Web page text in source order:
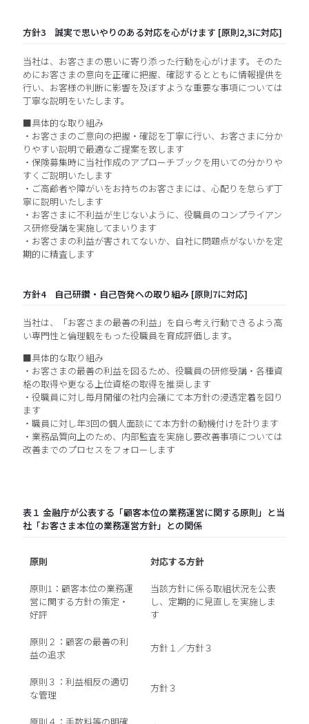
方針3 誠実で思いやりのある対応を心がけます [原則2,3に対応]
当社は、お客さまの思いに寄り添った行動を心がけます。そのた
めにお客さまの意向を正確に把握、確認するとともに情報提供を
行い、お客様の判断に影響を及ぼすような重要な事項については
丁寧な説明をいたします。
■具体的な取り組み
・お客さまのご意向の把握・確認を丁寧に行い、お客さまに分か
りやすい説明で最適なご提案を致します
・保険募集時に当社作成のアプローチブックを用いての分かりや
すくご説明いたします
・ご高齢者や障がいをお持ちのお客さまには、心配りを怠らず丁
寧に説明いたします
・お客さまに不利益が生じないように、役職員のコンプライアン
ス研修受講を実施してまいります
・お客さまの利益が害されてないか、自社に問題点がないかを定
期的に精査します
方針4 自己研鑽・自己啓発への取り組み [原則7に対応]
当社は、「お客さまの最善の利益」を自ら考え行動できるよう高
い専門性と倫理観をもった役職員を育成評価します。
■具体的な取り組み
・お客さまの最善の利益を図るため、役職員の研修受講・各種資
格の取得や更なる上位資格の取得を推奨します
・役職員に対し毎月開催の社内会議にて本方針の浸透定着を図り
ます
・職員に対し年3回の個人面談にて本方針の動機付けを計ります
・業務品質向上のため、内部監査を実施し要改善事項については
改善までのプロセスをフォローします
表１ 金融庁が公表する「顧客本位の業務運営に関する原則」と当
社「お客さま本位の業務運営方針」との関係
原則 対応する方針
原則1：顧客本位の業務運
営に関する方針の策定・
好評
当該方針に係る取組状況を公表
し、定期的に見直しを実施しま
す
原則２：顧客の最善の利
益の追求
方針１／方針３
原則３：利益相反の適切
な管理
方針３
原則４：手数料等の明確